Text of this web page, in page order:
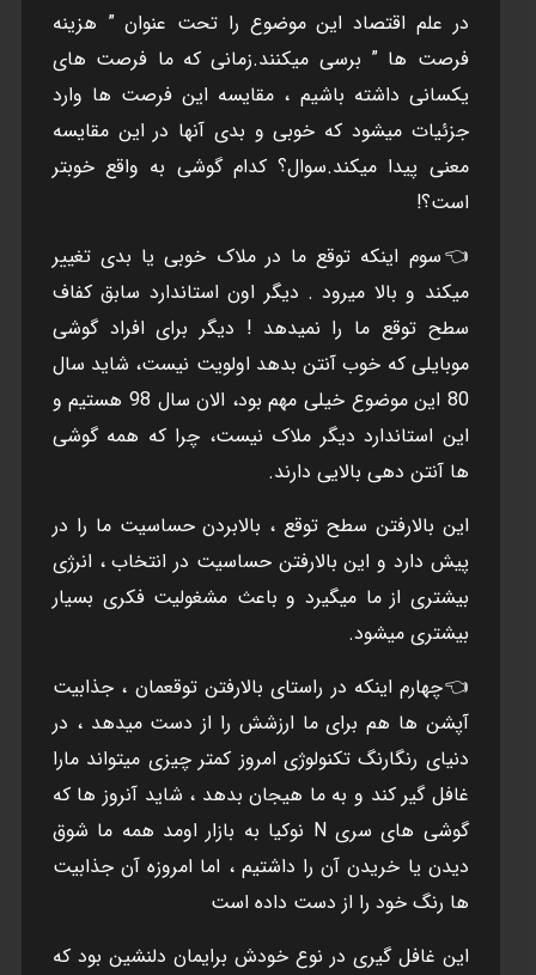
در علم اقتصاد اين موضوع را تحت عنوان ” هزينه
فرصت ها ” برسی ميکنند.زمانی که ما فرصت های
يکسانی داشته باشيم ، مقايسه اين فرصت ها وارد
جزئيات ميشود که خوبی و بدی آنها در اين مقايسه
معنی پيدا ميکند.سوال؟ کدام گوشی به واقع خوبتر
است؟!
👈سوم اينکه توقع ما در ملاک خوبی يا بدی تغيير
ميکند و بالا ميرود . ديگر اون استاندارد سابق کفاف
سطح توقع ما را نميدهد ! ديگر برای افراد گوشی
موبايلی که خوب آنتن بدهد اولويت نيست، شايد سال
80 اين موضوع خيلی مهم بود، الان سال 98 هستيم و
اين استاندارد ديگر ملاک نيست، چرا که همه گوشی
ها آنتن دهی بالايی دارند.
اين بالارفتن سطح توقع ، بالابردن حساسيت ما را در
پيش دارد و اين بالارفتن حساسيت در انتخاب ، انرژی
بيشتری از ما ميگيرد و باعث مشغوليت فکری بسيار
بيشتری ميشود.
👈چهارم اينکه در راستای بالارفتن توقعمان ، جذابيت
آپشن ها هم برای ما ارزشش را از دست ميدهد ، در
دنيای رنگارنگ تکنولوژی امروز کمتر چيزی ميتواند مارا
غافل گير کند و به ما هيجان بدهد ، شايد آنروز ها که
گوشی های سری N نوکيا به بازار اومد همه ما شوق
ديدن يا خريدن آن را داشتيم ، اما امروزه آن جذابيت
ها رنگ خود را از دست داده است
اين غافل گيری در نوع خودش برايمان دلنشين بود که